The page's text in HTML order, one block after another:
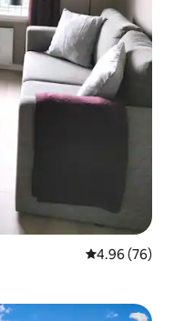
Calificación
4.96 (76)